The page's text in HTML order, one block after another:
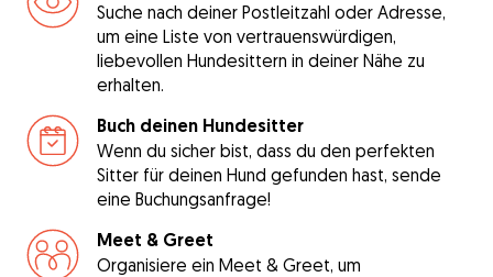
Suche nach deiner Postleitzahl oder Adresse,
um eine Liste von vertrauenswürdigen,
liebevollen Hundesittern in deiner Nähe zu
erhalten.
Buch deinen Hundesitter
Wenn du sicher bist, dass du den perfekten
Sitter für deinen Hund gefunden hast, sende
eine Buchungsanfrage!
Meet & Greet
Organisiere ein Meet & Greet, um